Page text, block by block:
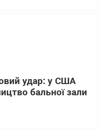
удар: у США
бальної зали